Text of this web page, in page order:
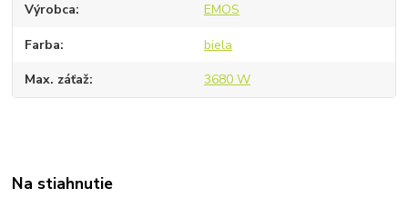
Výrobca EMOS
Farba biela
Max. záťaž 3680 W
Na stiahnutie